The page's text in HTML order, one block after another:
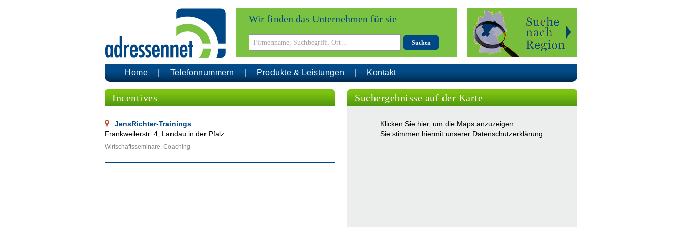
Wir finden das Unternehmen für sie
Suchen
Home Telefonnummern Produkte & Leistungen Kontakt
Incentives
JensRichter-Trainings
Frankweilerstr. 4, Landau in der Pfalz
Wirtschaftsseminare, Coaching
Suchergebnisse auf der Karte
Klicken Sie hier, um die Maps anzuzeigen.
Sie stimmen hiermit unserer Datenschutzerklärung